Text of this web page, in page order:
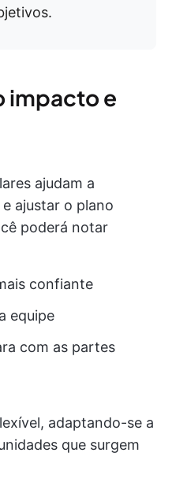
impacto e
ajudam a
ajustar o plano
poderá notar
confiante
equipe
com as partes
adaptando-se a
que surgem